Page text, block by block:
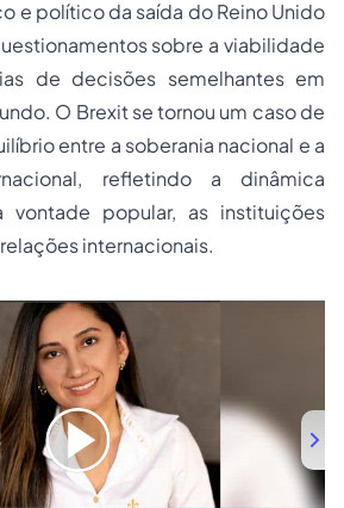
e político da saída do Reino Unido
sobre a viabilidade
de decisões semelhantes em
O Brexit se tornou um caso de
entre a soberania nacional e a
refletindo a dinâmica
vontade popular, as instituições
internacionais.